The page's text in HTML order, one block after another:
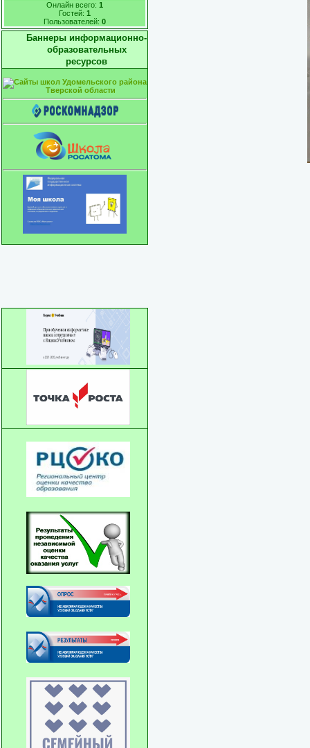
Онлайн всего: 1
Гостей: 1
Пользователей: 0
Баннеры информационно-
образовательных
ресурсов